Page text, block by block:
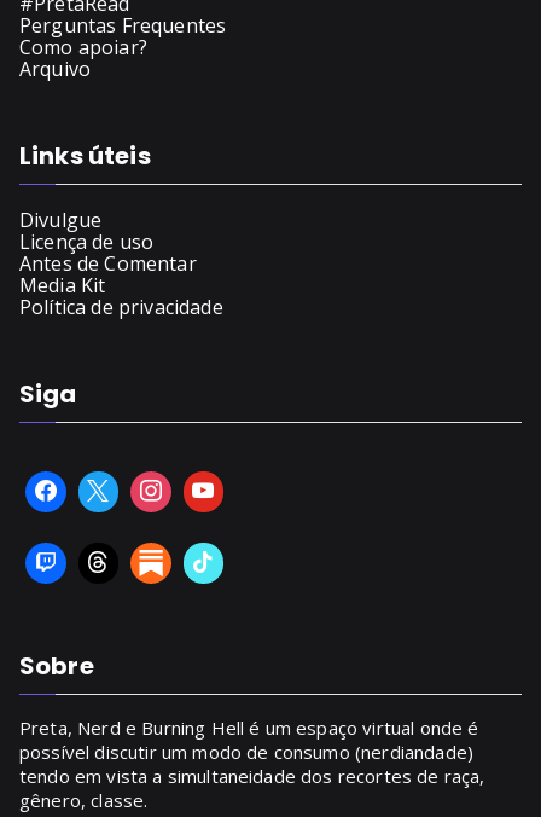
Perguntas Frequentes
Como apoiar?
Arquivo
Links úteis
Divulgue
Licença de uso
Antes de Comentar
Media Kit
Política de privacidade
Siga
Sobre
Preta, Nerd e Burning Hell é um espaço virtual onde é
possível discutir um modo de consumo (nerdiandade)
tendo em vista a simultaneidade dos recortes de raça,
gênero, classe.